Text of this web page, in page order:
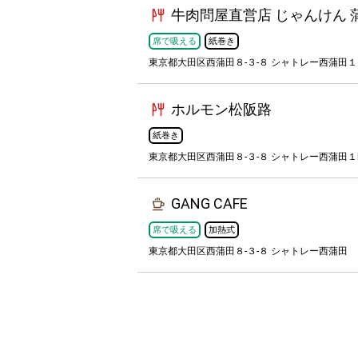
牛肉問屋直営店 じゃんけん
席で吸える 紙巻き
東京都大田区西蒲田８-３-８ シャトレー西蒲田１
ホルモン松阪路
紙巻き
東京都大田区西蒲田８-３-８ シャトレー西蒲田１
GANG CAFE
席で吸える 加熱式
東京都大田区西蒲田８-３-８ シャトレー西蒲田